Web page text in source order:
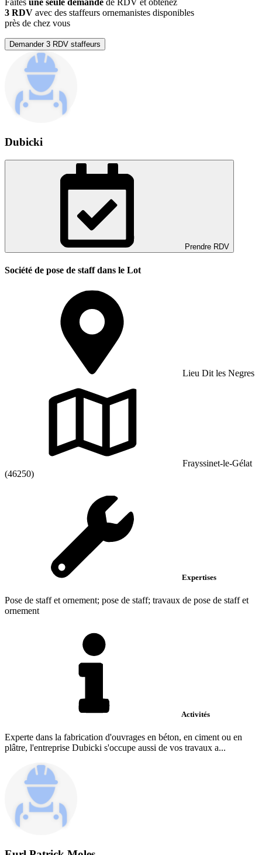
Faites une seule demande de RDV et obtenez
3 RDV avec des staffeurs ornemanistes disponibles
près de chez vous
Demander 3 RDV staffeurs
Dubicki
Prendre RDV
Société de pose de staff dans le Lot
Lieu Dit les Negres
Frayssinet-le-Gélat
(46250)
Expertises
Pose de staff et ornement; pose de staff; travaux de pose de staff et
ornement
Activités
Experte dans la fabrication d'ouvrages en béton, en ciment ou en
plâtre, l'entreprise Dubicki s'occupe aussi de vos travaux a...